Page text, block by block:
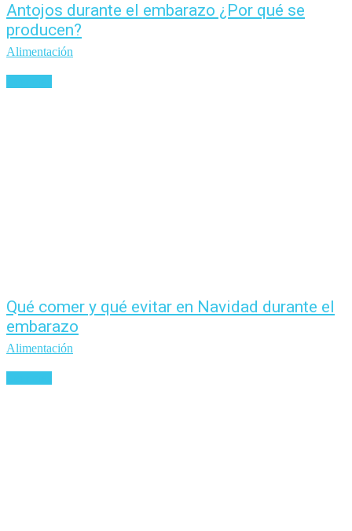
Antojos durante el embarazo ¿Por qué se
producen?
Alimentación
Qué comer y qué evitar en Navidad durante el
embarazo
Alimentación